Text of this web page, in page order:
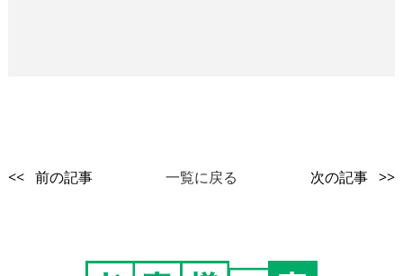
<< 前の記事 一覧に戻る 次の記事 >>